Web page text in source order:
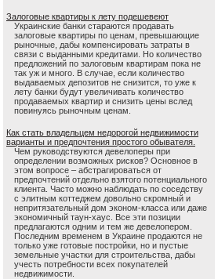
Залоговые квартиры к лету подешевеют
Украинские банки стараются продавать
залоговые квартиры по ценам, превышающие
рыночные, дабы компенсировать затраты в
связи с выданными кредитами. Но количество
предложений по залоговым квартирам пока не
так уж и много. В случае, если количество
выдаваемых депозитов не снизится, то уже к
лету банки будут увеличивать количество
продаваемых квартир и снизить цены вслед
повинуясь рыночным ценам.
Как стать владельцем недорогой недвижимости
варианты и предпочтения простого обывателя.
Чем руководствуются девелоперы при
определении возможных рисков? Основное в
этом вопросе – абстрагироваться от
предпочтений отдельно взятого потенциального
клиента. Часто можно наблюдать по соседству
с элитным коттеджем довольно скромный и
непритязательный дом эконом-класса или даже
экономичный таун-хаус. Все эти позиции
предлагаются одним и тем же девелопером.
Последним временем в Украине продаются не
только уже готовые постройки, но и пустые
земельные участки для строительства, дабы
учесть потребности всех покупателей
недвижимости.